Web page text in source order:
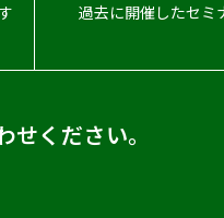
過去に開催したセミ
せください。